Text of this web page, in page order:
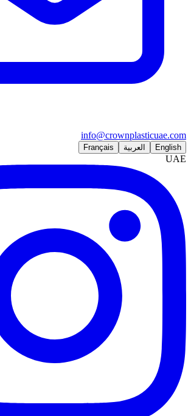
info@crownplasticuae.com
English العربية Français
UAE